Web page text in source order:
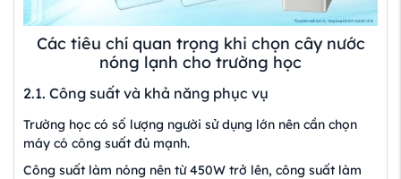
Các tiêu chí quan trọng khi chọn cây nước
nóng lạnh cho trường học
2.1. Công suất và khả năng phục vụ
Trường học có số lượng người sử dụng lớn nên cần chọn
máy có công suất đủ mạnh.
Công suất làm nóng nên từ 450W trở lên, công suất làm